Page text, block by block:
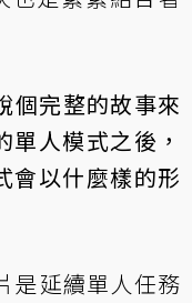
個完整的故事來
人模式之後，
會以什麼樣的形
是延續單人任務